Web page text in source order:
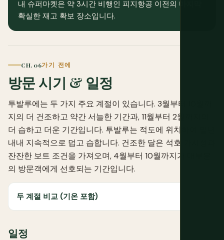
내 슈퍼마켓은 약 3시간 비행인 피지항공 이전의 마지막
확실한 재고 확보 장소입니다.
CH. 06가기 전에
방문 시기 & 일정
투발루에는 두 가지 주요 계절이 있습니다. 3월부터 10월까
지의 더 건조하고 약간 서늘한 기간과, 11월부터 2월까지의
더 습하고 더운 기간입니다. 투발루는 적도에 위치하여 일년
내내 지속적으로 덥고 습합니다. 건조한 달은 석호 가시성과
잔잔한 보트 조건을 가져오며, 4월부터 10월까지가 대부분
의 방문객에게 선호되는 기간입니다.
두 계절 비교 (기온 포함)
일정